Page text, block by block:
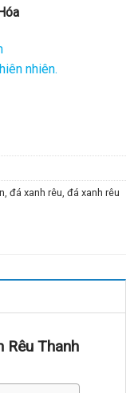
nhiên.
đá xanh rêu đá xanh rêu
Rêu Thanh